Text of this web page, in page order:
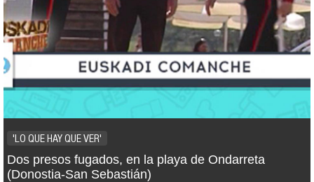
'LO QUE HAY QUE VER'
Dos presos fugados, en la playa de Ondarreta
(Donostia-San Sebastián)